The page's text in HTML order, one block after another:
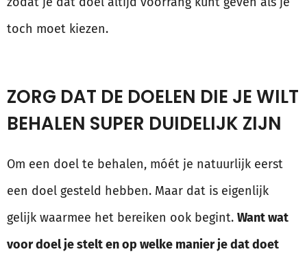
toch moet kiezen.
ZORG DAT DE DOELEN DIE JE WILT
BEHALEN SUPER DUIDELIJK ZIJN
Om een doel te behalen, móét je natuurlijk eerst
een doel gesteld hebben. Maar dat is eigenlijk
gelijk waarmee het bereiken ook begint. Want wat
voor doel je stelt en op welke manier je dat doet